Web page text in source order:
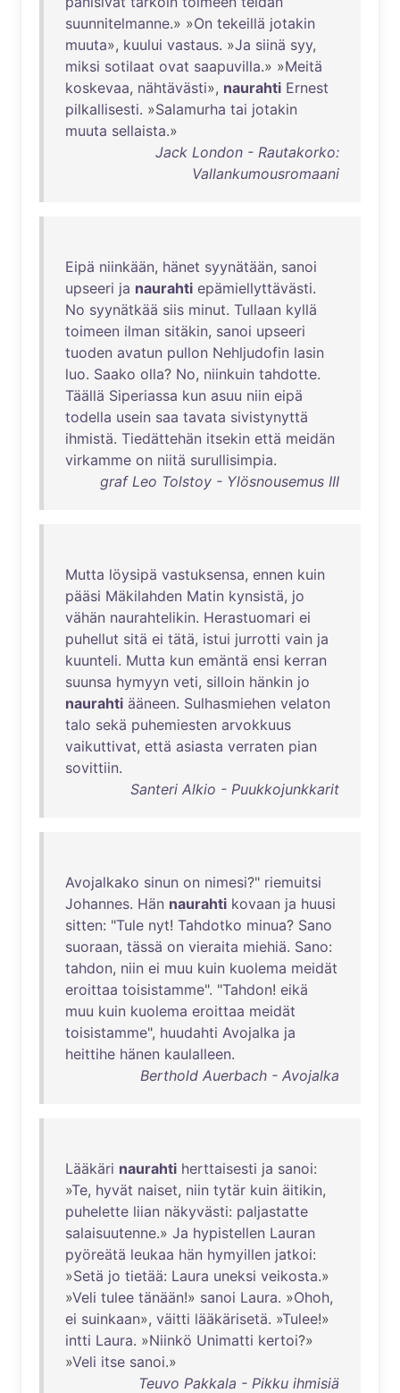
suunnitelmanne.» »On tekeillä jotakin
muuta», kuului vastaus. »Ja siinä syy,
miksi sotilaat ovat saapuvilla.» »Meitä
koskevaa, nähtävästi», naurahti Ernest
pilkallisesti. »Salamurha tai jotakin
muuta sellaista.»
Jack London - Rautakorko:
Vallankumousromaani
Eipä niinkään, hänet syynätään, sanoi
upseeri ja naurahti epämiellyttävästi.
No syynätkää siis minut. Tullaan kyllä
toimeen ilman sitäkin, sanoi upseeri
tuoden avatun pullon Nehljudofin lasin
luo. Saako olla? No, niinkuin tahdotte.
Täällä Siperiassa kun asuu niin eipä
todella usein saa tavata sivistynyttä
ihmistä. Tiedättehän itsekin että meidän
virkamme on niitä surullisimpia.
graf Leo Tolstoy - Ylösnousemus III
Mutta löysipä vastuksensa, ennen kuin
pääsi Mäkilahden Matin kynsistä, jo
vähän naurahtelikin. Herastuomari ei
puhellut sitä ei tätä, istui jurrotti vain ja
kuunteli. Mutta kun emäntä ensi kerran
suunsa hymyyn veti, silloin hänkin jo
naurahti ääneen. Sulhasmiehen velaton
talo sekä puhemiesten arvokkuus
vaikuttivat, että asiasta verraten pian
sovittiin.
Santeri Alkio - Puukkojunkkarit
Avojalkako sinun on nimesi?" riemuitsi
Johannes. Hän naurahti kovaan ja huusi
sitten: "Tule nyt! Tahdotko minua? Sano
suoraan, tässä on vieraita miehiä. Sano:
tahdon, niin ei muu kuin kuolema meidät
eroittaa toisistamme". "Tahdon! eikä
muu kuin kuolema eroittaa meidät
toisistamme", huudahti Avojalka ja
heittihe hänen kaulalleen.
Berthold Auerbach - Avojalka
Lääkäri naurahti herttaisesti ja sanoi:
»Te, hyvät naiset, niin tytär kuin äitikin,
puhelette liian näkyvästi: paljastatte
salaisuutenne.» Ja hypistellen Lauran
pyöreätä leukaa hän hymyillen jatkoi:
»Setä jo tietää: Laura uneksi veikosta.»
»Veli tulee tänään!» sanoi Laura. »Ohoh,
ei suinkaan», väitti lääkärisetä. »Tulee!»
intti Laura. »Niinkö Unimatti kertoi?»
»Veli itse sanoi.»
Teuvo Pakkala - Pikku ihmisiä